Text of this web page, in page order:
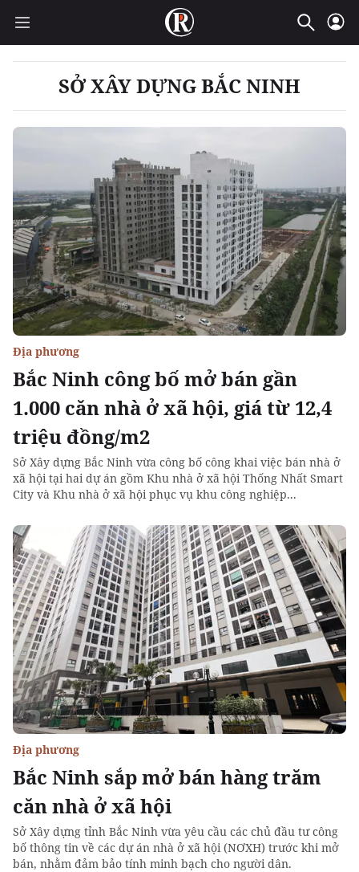
SỞ XÂY DỰNG BẮC NINH
Bắc Ninh công bố mở bán gần
1.000 căn nhà ở xã hội, giá từ 12,4
triệu đồng/m2
Địa phương
Sở Xây dựng Bắc Ninh vừa công bố công khai việc bán nhà ở
xã hội tại hai dự án gồm Khu nhà ở xã hội Thống Nhất Smart
City và Khu nhà ở xã hội phục vụ khu công nghiệp...
Bắc Ninh sắp mở bán hàng trăm
căn nhà ở xã hội
Địa phương
Sở Xây dựng tỉnh Bắc Ninh vừa yêu cầu các chủ đầu tư công
bố thông tin về các dự án nhà ở xã hội (NƠXH) trước khi mở
bán, nhằm đảm bảo tính minh bạch cho người dân.